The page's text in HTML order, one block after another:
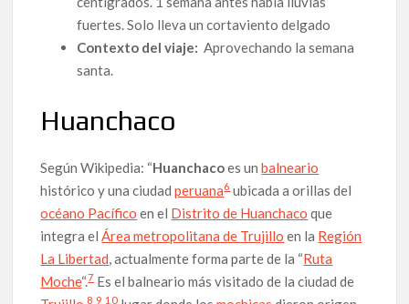
fuertes. Solo lleva un cortaviento delgado
Contexto del viaje: Aprovechando la semana
santa.
Huanchaco
Según Wikipedia: “Huanchacoes unbalneario
histórico y una ciudadperuana6ubicada a orillas del
océano Pacífico en el Distrito de Huanchaco que
integra elÁrea metropolitana de Trujillo en la Región
La Libertad, actualmente forma parte de la “Ruta
Moche“.7 Es el balneario más visitado de la ciudad de
8 9 10